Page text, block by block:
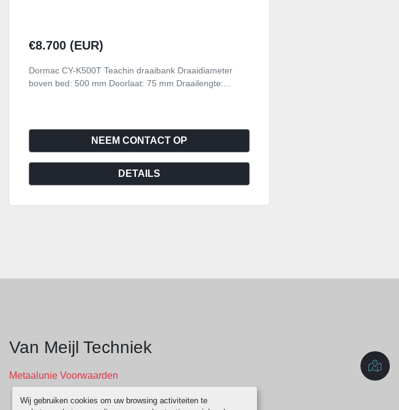
Wij gebruiken cookies om uw browsing activiteiten te
€8.700 (EUR)
Dormac CY-K500T Teachin draaibank Draaidiameter
boven bed: 500 mm Doorlaat: 75 mm Draailengte:...
NEEM CONTACT OP
DETAILS
Van Meijl Techniek
Metaalunie Voorwaarden